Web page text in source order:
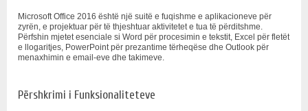
Microsoft Office 2016 është një suitë e fuqishme e aplikacioneve për
zyrën, e projektuar për të thjeshtuar aktivitetet e tua të përditshme.
Përfshin mjetet esenciale si Word për procesimin e tekstit, Excel për fletët
e llogaritjes, PowerPoint për prezantime tërheqëse dhe Outlook për
menaxhimin e email-eve dhe takimeve.
Përshkrimi i Funksionaliteteve